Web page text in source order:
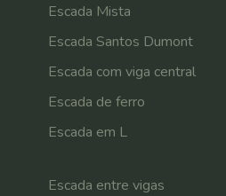
Escada Mista
Escada Santos Dumont
Escada com viga central
Escada de ferro
Escada em L
Escada entre vigas